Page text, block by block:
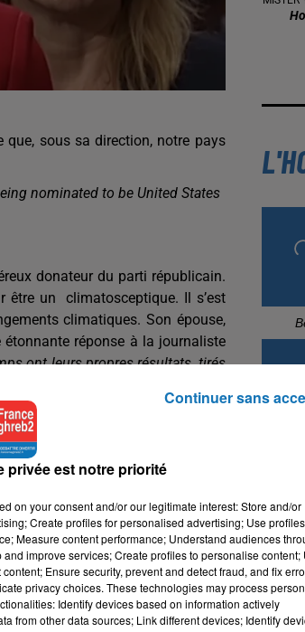
que, sous sa direction, notre pays
nominated to be United States
donateur du parti républicain.
être un climatosceptique. Il s’est
climatiques. Son épouse,
étonnante réponse à la journaliste
ont leurs propres résultats, tirés
privée est notre priorité
on your consent and/or our legitimate interest: Store and/or
Create profiles for personalised advertising; Use
Measure content performance; Understand audiences
improve services; Create profiles to personalise content;
Ensure security, prevent and detect fraud, and fix
privacy choices. These technologies may process
Identify devices based on information actively
from other data sources; Link different devices; Identify
Continuer sans